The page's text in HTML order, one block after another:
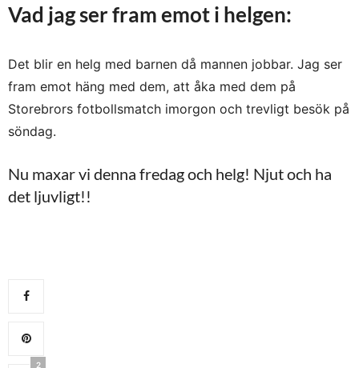
Vad jag ser fram emot i helgen:
Det blir en helg med barnen då mannen jobbar. Jag ser
fram emot häng med dem, att åka med dem på
Storebrors fotbollsmatch imorgon och trevligt besök på
söndag.
Nu maxar vi denna fredag och helg! Njut och ha
det ljuvligt!!
2